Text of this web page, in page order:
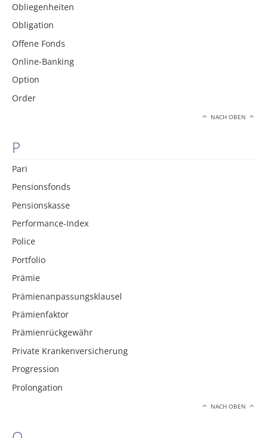
Obliegenheiten
Obligation
Offene Fonds
Online-Banking
Option
Order
NACH OBEN
P
Pari
Pensionsfonds
Pensionskasse
Performance-Index
Police
Portfolio
Prämie
Prämienanpassungsklausel
Prämienfaktor
Prämienrückgewähr
Private Krankenversicherung
Progression
Prolongation
NACH OBEN